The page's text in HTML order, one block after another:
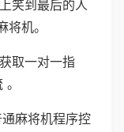
笑到最后的人
机。
取一对一指
麻将机程序控